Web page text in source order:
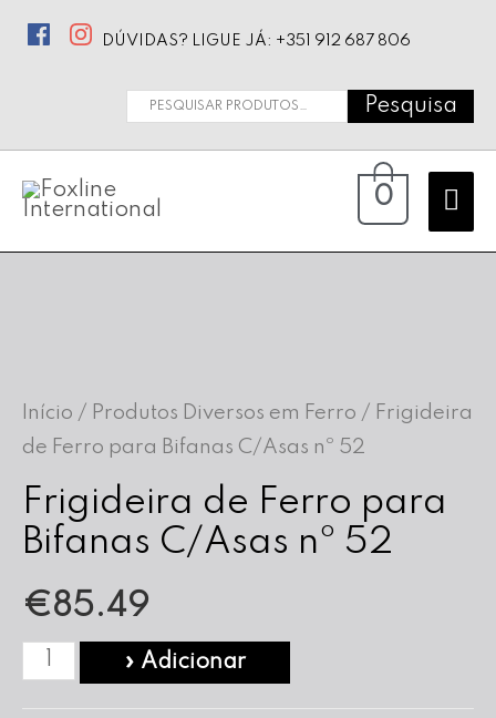
DÚVIDAS? LIGUE JÁ: +351 912 687 806
Pesquisar
Pesquisa
0
Início / Produtos Diversos em Ferro / Frigideira
de Ferro para Bifanas C/Asas nº 52
Frigideira de Ferro para
Bifanas C/Asas nº 52
€85.49
Quantidade» Adicionar